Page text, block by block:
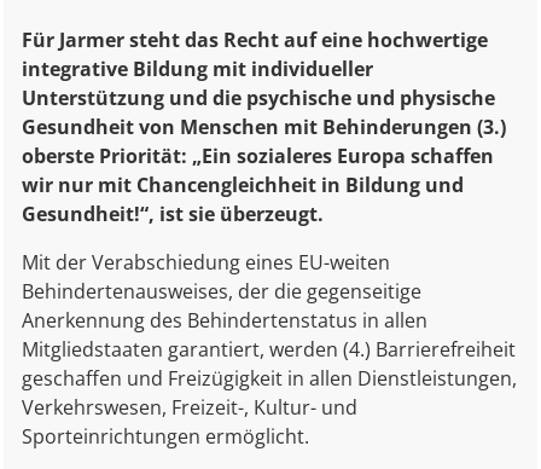
Für Jarmer steht das Recht auf eine hochwertige
integrative Bildung mit individueller
Unterstützung und die psychische und physische
Gesundheit von Menschen mit Behinderungen (3.)
oberste Priorität: „Ein sozialeres Europa schaffen
wir nur mit Chancengleichheit in Bildung und
Gesundheit!“, ist sie überzeugt.
Mit der Verabschiedung eines EU-weiten
Behindertenausweises, der die gegenseitige
Anerkennung des Behindertenstatus in allen
Mitgliedstaaten garantiert, werden (4.) Barrierefreiheit
geschaffen und Freizügigkeit in allen Dienstleistungen,
Verkehrswesen, Freizeit-, Kultur- und
Sporteinrichtungen ermöglicht.